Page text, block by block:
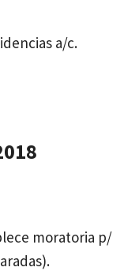
a/c.
moratoria p/